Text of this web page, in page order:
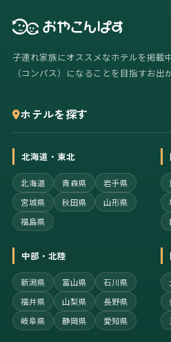
子連れ家族にオススメなホテルを掲載
（コンパス）になることを目指すお出
ホテルを探す
北海道・東北
北海道 青森県
岩手県
宮城県
秋田県
山形県
福島県
中部・北陸
新潟県 富山県
石川県
福井県
山梨県
長野県
岐阜県
静岡県 愛知県